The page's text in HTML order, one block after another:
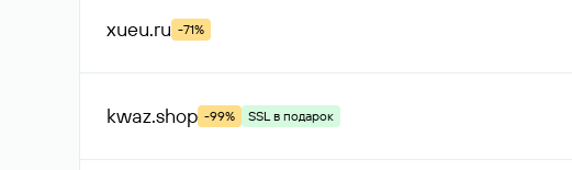
xueu.ru -71%
kwaz.shop -99% SSL в подарок